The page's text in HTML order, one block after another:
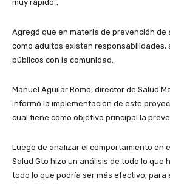
muy rápido”.
Agregó que en materia de prevención de
como adultos existen responsabilidades,
públicos con la comunidad.
Manuel Aguilar Romo, director de Salud
informó la implementación de este
cual tiene como objetivo principal la
Luego de analizar el comportamiento en
Salud Gto hizo un análisis de todo lo que
todo lo que podría ser más efectivo; para